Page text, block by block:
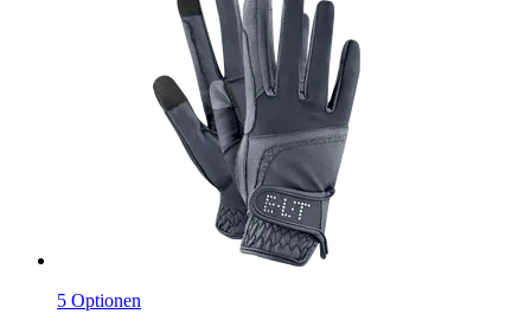
5 Optionen